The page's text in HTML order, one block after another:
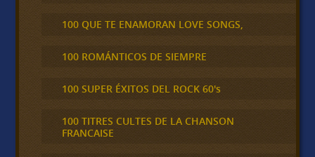
100 QUE TE ENAMORAN LOVE SONGS,
100 ROMÁNTICOS DE SIEMPRE
100 SUPER ÉXITOS DEL ROCK 60's
100 TITRES CULTES DE LA CHANSON
FRANCAISE